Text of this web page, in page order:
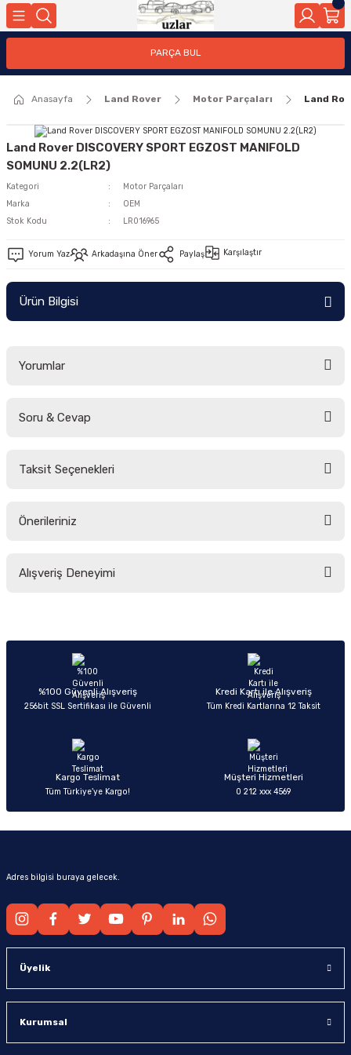
Geri Dön
PARÇA BUL
Anasayfa Land Rover Motor Parçaları Land
Land Rover DISCOVERY SPORT EGZOST MANIFOLD
SOMUNU 2.2(LR2)
Kategori
Motor Parçaları
Marka
OEM
Stok Kodu
LR016965
Yorum Yaz Arkadaşına Öner Paylaş Karşılaştır
Ürün Bilgisi
Yorumlar
Soru & Cevap
Taksit Seçenekleri
Önerileriniz
yetersiz gördüğünüz noktaları öneri formunu kullanarak tarafımıza
Ürün açıklamasında eksik bilgiler bulunuyor.
Ürün bilgilerinde hatalar bulunuyor.
Ürün fiyatı diğer sitelerden daha pahalı.
Alışveriş Deneyimi
%100 Güvenli Alışveriş
256bit SSL Sertifikası ile Güvenli
Kredi Kartı ile Alışveriş
Tüm Kredi Kartlarına 12 Taksit
Kargo Teslimat
Tüm Türkiye’ye Kargo!
Müşteri Hizmetleri
0 212 xxx 4569
Adres bilgisi buraya gelecek.
Üyelik
Kurumsal